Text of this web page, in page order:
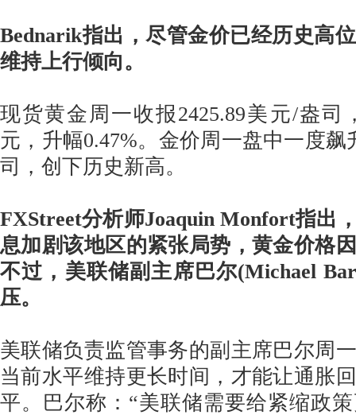
Bednarik指出，尽管金价已经历史高
维持上行倾向。
现货黄金周一收报2425.89美元/盎司
元，升幅0.47%。金价周一盘中一度飙
司，创下历史新高。
FXStreet分析师Joaquin Monfort指出
息加剧该地区的紧张局势，黄金价格
不过，美联储副主席巴尔(Michael
压。
美联储负责监管事务的副主席巴尔周
当前水平维持更长时间，才能让通胀
平。巴尔称：“美联储需要给紧缩政